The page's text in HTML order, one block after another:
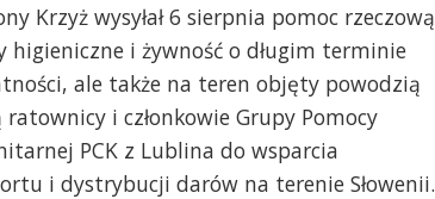
Krzyż wysyłał 6 sierpnia pomoc rzeczową
higieniczne i żywność o długim terminie
ale także na teren objęty powodzią
ratownicy i członkowie Grupy Pomocy
PCK z Lublina do wsparcia
i dystrybucji darów na terenie Słowenii.